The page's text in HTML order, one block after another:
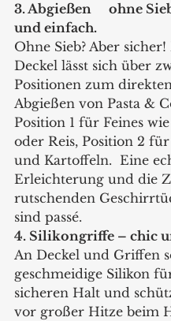
3. Abgießen	ohne Sieb – direkt
und einfach.
Ohne Sieb? Aber
Deckel lässt sich über
Positionen zum
Abgießen von Pasta &
Position 1 für Feines
oder Reis, Position 2
und Kartoffeln.  Eine
Erleichterung und die
rutschenden
sind passé.
4. Silikongriffe – chic
An Deckel und Griffen
geschmeidige Silikon
sicheren Halt und
vor großer Hitze beim